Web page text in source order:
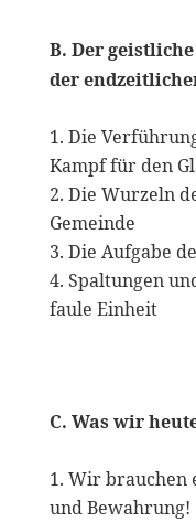
B. Der
der
Die
Kampf für den
Die Wurzeln
Gemeinde
Die Aufgabe
Spaltungen
faule Einheit
C. Was wir
Wir brauchen
und Bewahrung!